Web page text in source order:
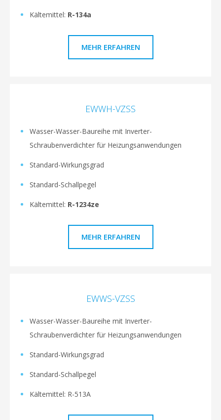
Kältemittel: R-134a
MEHR ERFAHREN
EWWH-VZSS
Wasser-Wasser-Baureihe mit Inverter-
Schraubenverdichter für Heizungsanwendungen
Standard-Wirkungsgrad
Standard-Schallpegel
Kältemittel: R-1234ze
MEHR ERFAHREN
EWWS-VZSS
Wasser-Wasser-Baureihe mit Inverter-
Schraubenverdichter für Heizungsanwendungen
Standard-Wirkungsgrad
Standard-Schallpegel
Kältemittel: R-513A